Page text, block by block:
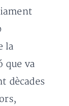
la
que va
dècades